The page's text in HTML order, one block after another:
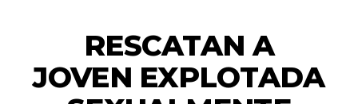
RESCATAN A
JOVEN EXPLOTADA